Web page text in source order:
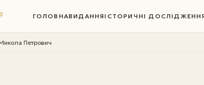
ГОЛОВНАВИДАННЯ ІСТОРИЧНІ
Петрович